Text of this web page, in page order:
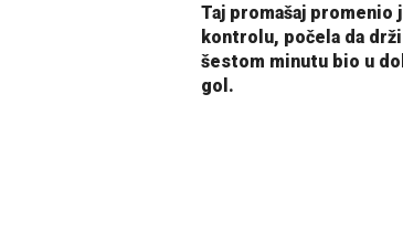
Taj promašaj
kontrolu, počela da
šestom minutu bio u
gol.